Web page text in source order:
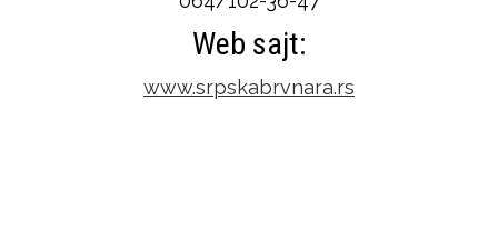
Web sajt:
www.srpskabrvnara.rs